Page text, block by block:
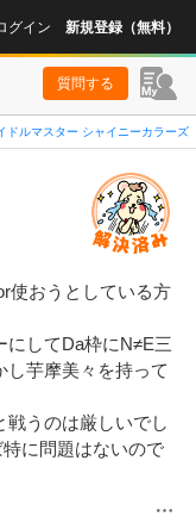
グイン 新規登録（無料）
質問する
ドルマスター シャイニーカラーズ
使おうとしている方
にしてDa枠にN≠E三
芋摩美々を持って
うのは厳しいでし
に問題はないので